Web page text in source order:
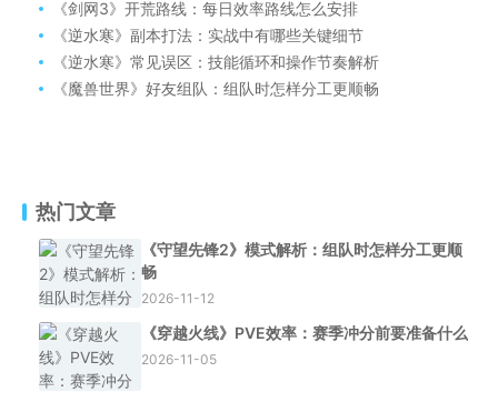
《剑网3》开荒路线：每日效率路线怎么安排
《逆水寒》副本打法：实战中有哪些关键细节
《逆水寒》常见误区：技能循环和操作节奏解析
《魔兽世界》好友组队：组队时怎样分工更顺畅
热门文章
《守望先锋2》模式解析：组队时怎样分工更顺
畅
2026-11-12
《穿越火线》PVE效率：赛季冲分前要准备什么
2026-11-05